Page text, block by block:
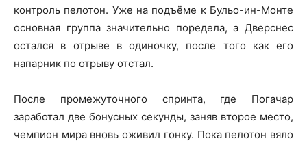
контроль пелотон. Уже на подъёме к Бульо-ин-Монте
основная группа значительно поредела, а Дверснес
остался в отрыве в одиночку, после того как его
напарник по отрыву отстал.
После промежуточного спринта, где Погачар
заработал две бонусных секунды, заняв второе место,
чемпион мира вновь оживил гонку. Пока пелотон вяло